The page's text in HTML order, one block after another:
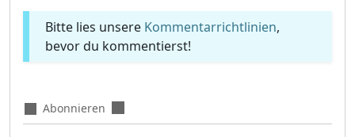
Bitte lies unsere Kommentarrichtlinien,
bevor du kommentierst!
Abonnieren